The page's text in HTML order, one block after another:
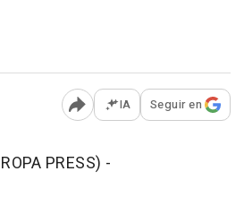
Abrir opciones para
IA Seguir en
PRESS) -